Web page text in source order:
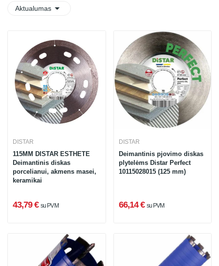
Aktualumas 
DISTAR
115MM DISTAR ESTHETE
Deimantinis diskas
porcelianui, akmens masei,
keramikai
43,79 € su PVM
DISTAR
Deimantinis pjovimo diskas
plytelėms Distar Perfect
10115028015 (125 mm)
66,14 € su PVM